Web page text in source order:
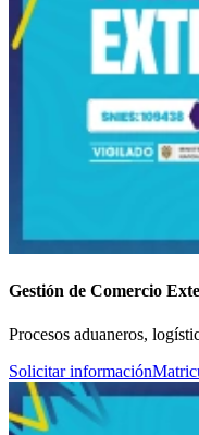
Gestión de Comercio
Procesos aduaneros,
Solicitar información